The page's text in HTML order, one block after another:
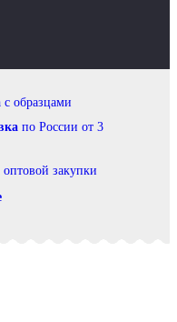
с образцами
по России от 3
оптовой закупки